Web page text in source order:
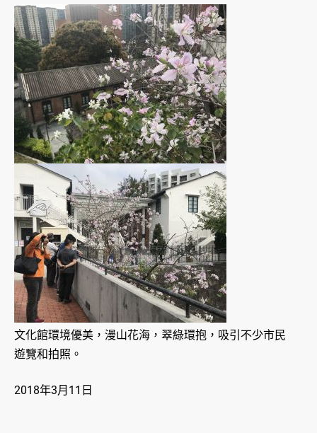
文化館環境優美，漫山花海，翠綠環抱，吸引不少市民
遊覽和拍照。
2018年3月11日